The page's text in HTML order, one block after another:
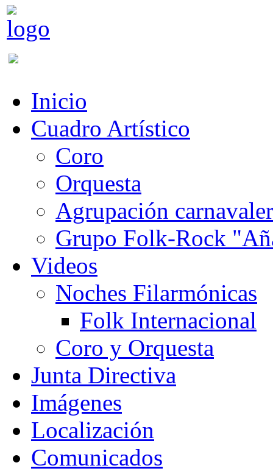
Inicio
Cuadro Artístico
Coro
Orquesta
Agrupación
Grupo Folk-Rock
Videos
Noches Filarmónicas
Folk Internacional
Coro y Orquesta
Junta Directiva
Imágenes
Localización
Comunicados